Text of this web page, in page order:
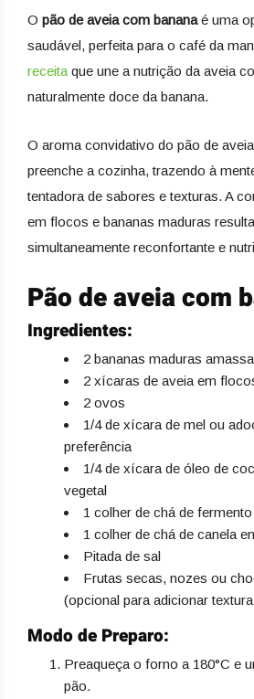
O pão de aveia com bananaé uma
saudável, perfeita para o café da
receita que une a nutrição da aveia
naturalmente doce da banana.
O aroma convidativo do pão de
preenche a cozinha, trazendo à
tentadora de sabores e texturas. A
em flocos e bananas maduras
simultaneamente reconfortante e
Pão de aveia com
Ingredientes:
2 bananas maduras
2 xícaras de aveia em
2 ovos
1/4 de xícara de mel ou
preferência
1/4 de xícara de óleo de
vegetal
1 colher de chá de
1 colher de chá de canela
Pitada de sal
Frutas secas, nozes ou
(opcional para adicionar
Modo de Preparo:
Preaqueça o forno a 180°C e
pão.